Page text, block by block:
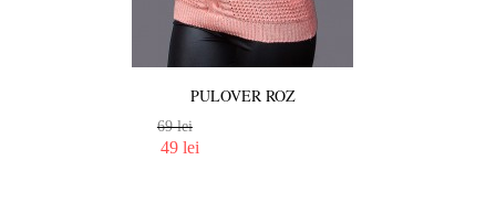
PULOVER ROZ
69 lei
49 lei